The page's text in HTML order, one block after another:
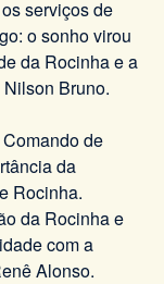
serviços de
o sonho virou
da Rocinha e a
Bruno.
de
da
Rocinha.
da Rocinha e
com a
Alonso.